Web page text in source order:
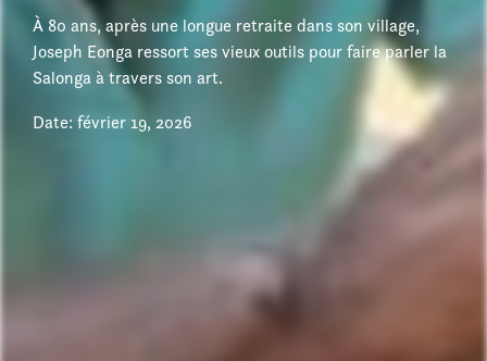
À 80 ans, après une longue retraite dans son village,
Joseph Eonga ressort ses vieux outils pour faire parler la
Salonga à travers son art.
Date: février 19, 2026